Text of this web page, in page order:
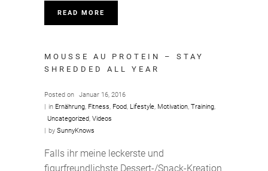
READ MORE
MOUSSE AU PROTEIN – STAY
SHREDDED ALL YEAR
Posted on
Januar 16, 2016
in Ernährung, Fitness, Food, Lifestyle, Motivation, Training,
Uncategorized, Videos
by SunnyKnows
Falls ihr meine leckerste und
figurfreundlichste Dessert-/Snack-Kreation